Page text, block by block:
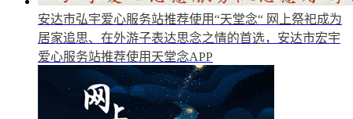
安达市弘宇爱心服务站推荐使用“天堂念“ 网上祭祀成为
居家追思、在外游子表达思念之情的首选，安达市宏宇
爱心服务站推荐使用天堂念APP